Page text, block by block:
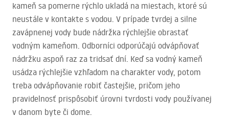
kameň sa pomerne rýchlo ukladá na miestach, ktoré sú
neustále v kontakte s vodou. V prípade tvrdej a silne
zavápnenej vody bude nádržka rýchlejšie obrastať
vodným kameňom. Odborníci odporúčajú odvápňovať
nádržku aspoň raz za tridsať dní. Keď sa vodný kameň
usádza rýchlejšie vzhľadom na charakter vody, potom
treba odvápňovanie robiť častejšie, pričom jeho
pravidelnosť prispôsobiť úrovni tvrdosti vody používanej
v danom byte či dome.